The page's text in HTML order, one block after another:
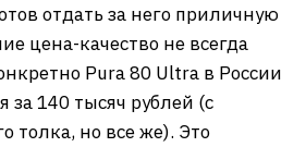
отдать за него приличную
цена-качество не всегда
Pura 80 Ultra в России
за 140 тысяч рублей (с
толка, но все же). Это